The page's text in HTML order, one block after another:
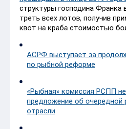
структуры господина Франка
треть всех лотов, получив
квот на краба стоимостью
АСРФ выступает за
по рыбной реформе
«Рыбная» комиссия РСПП
предложение об
отрасли